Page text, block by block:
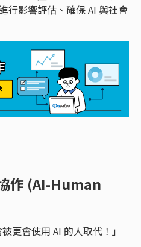
行影響評估、確保 AI 與社會
作 (AI-Human
更會使用 AI 的人取代！」